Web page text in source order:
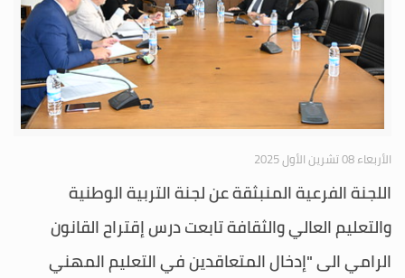
الأربعاء 08 تشرين الأول 2025
اللجنة الفرعية المنبثقة عن لجنة التربية الوطنية
والتعليم العالي والثقافة تابعت درس إقتراح القانون
الرامي الى "إدخال المتعاقدين في التعليم المهني